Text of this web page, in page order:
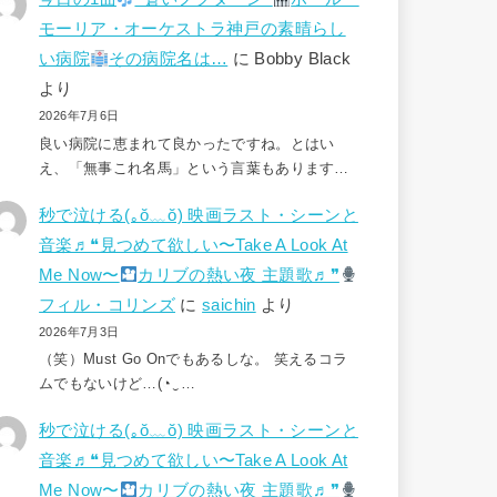
モーリア・オーケストラ神戸の素晴らし
い病院
その病院名は… に Bobby Black
より
2026年7月6日
良い病院に恵まれて良かったですね。とはい
え、「無事これ名馬」という言葉もあります…
秒で泣ける(⁠｡⁠ŏ⁠﹏⁠ŏ⁠) 映画ラスト・シーンと
音楽♬❝見つめて欲しい〜Take A Look At
Me Now〜
カリブの熱い夜 主題歌♬❞
フィル・コリンズ にsaichin より
2026年7月3日
（笑）Must Go Onでもあるしな。 笑えるコラ
ムでもないけど…(⁠◔⁠‿⁠…
秒で泣ける(⁠｡⁠ŏ⁠﹏⁠ŏ⁠) 映画ラスト・シーンと
音楽♬❝見つめて欲しい〜Take A Look At
Me Now〜
カリブの熱い夜 主題歌♬❞